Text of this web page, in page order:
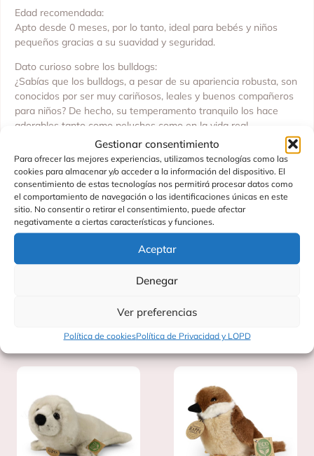
Gestionar consentimiento
Para ofrecer las mejores experiencias, utilizamos tecnologías como las
cookies para almacenar y/o acceder a la información del dispositivo. El
consentimiento de estas tecnologías nos permitirá procesar datos como
el comportamiento de navegación o las identificaciones únicas en este
sitio. No consentir o retirar el consentimiento, puede afectar
negativamente a ciertas características y funciones.
Aceptar
Denegar
Ver preferencias
Política de cookiesPolítica de Privacidad y LOPD
Edad recomendada:
Apto desde 0 meses, por lo tanto, ideal para bebés y niños
pequeños gracias a su suavidad y seguridad.
Dato curioso sobre los bulldogs:
¿Sabías que los bulldogs, a pesar de su apariencia robusta, son
conocidos por ser muy cariñosos, leales y buenos compañeros
para niños? De hecho, su temperamento tranquilo los hace
adorables tanto como peluches como en la vida real.
Consejos de limpieza:
Para mantenerlo limpio y suave, simplemente limpiar con un
paño húmedo mojado en agua. Asimismo, no es necesario
lavarlo a máquina, lo que ayuda a conservar su textura y forma
originales.
En definitiva, un peluche adorable, ecológico y realista, perfecto
para abrazar, jugar y coleccionar, mientras fomentas un
consumo responsable y respetuoso con el medio ambiente.
Productos Relacionados